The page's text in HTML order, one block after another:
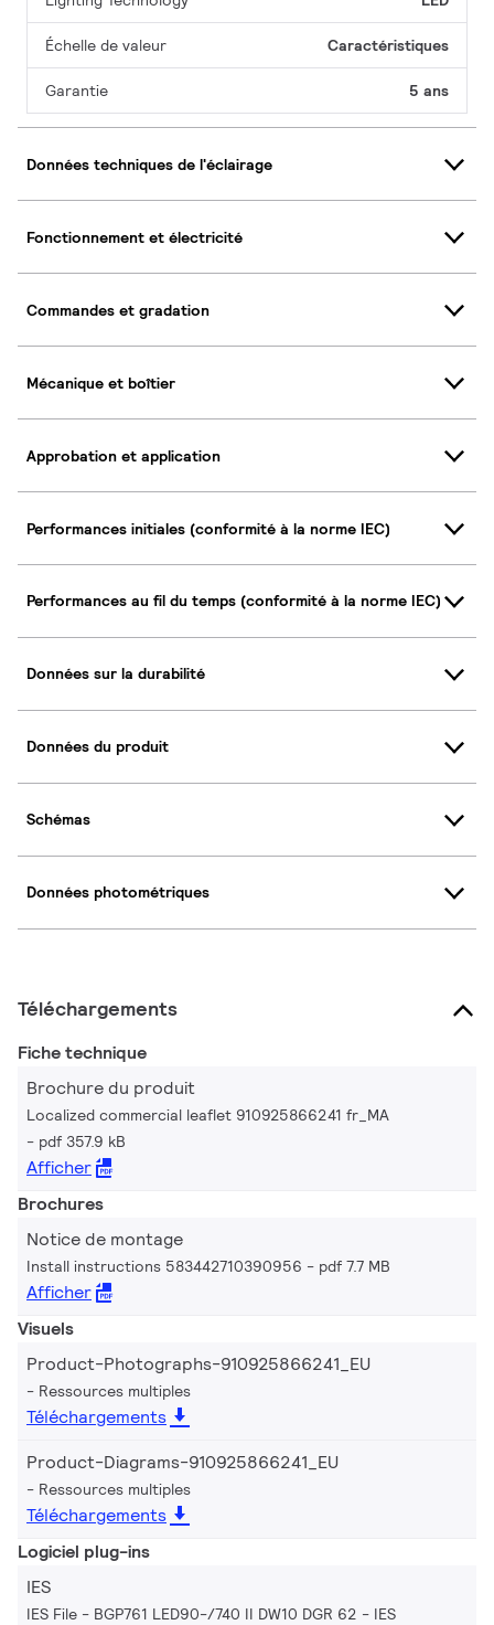
Échelle de valeur Caractéristiques
Garantie 5 ans
Données techniques de l'éclairage
Fonctionnement et électricité
Commandes et gradation
Mécanique et boîtier
Approbation et application
Performances initiales (conformité à la norme IEC)
Performances au fil du temps (conformité à la norme IEC)
Données sur la durabilité
Données du produit
Schémas
Données photométriques
Téléchargements
Fiche technique
Brochure du produit
Localized commercial leaflet 910925866241 fr_MA
pdf 357.9 kB
Afficher
Brochures
Notice de montage
Install instructions 583442710390956 pdf 7.7 MB
Afficher
Visuels
Product-Photographs-910925866241_EU
Ressources multiples
Téléchargements
Product-Diagrams-910925866241_EU
Ressources multiples
Téléchargements
Logiciel plug-ins
IES
IES File - BGP761 LED90-/740 II DW10 DGR 62 IES